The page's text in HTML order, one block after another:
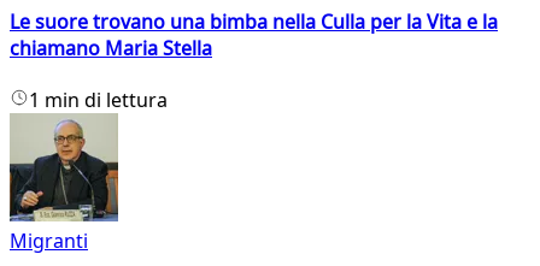
Le suore trovano una bimba nella Culla per la Vita e la
chiamano Maria Stella
1 min di lettura
Migranti